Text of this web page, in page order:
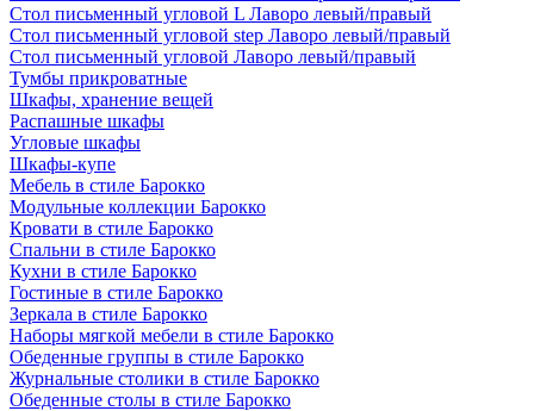
Стол письменный угловой L Лаворо левый/правый
Стол письменный угловой step Лаворо левый/правый
Стол письменный угловой Лаворо левый/правый
Тумбы прикроватные
Шкафы, хранение вещей
Распашные шкафы
Угловые шкафы
Шкафы-купе
Мебель в стиле Барокко
Модульные коллекции Барокко
Кровати в стиле Барокко
Спальни в стиле Барокко
Кухни в стиле Барокко
Гостиные в стиле Барокко
Зеркала в стиле Барокко
Наборы мягкой мебели в стиле Барокко
Обеденные группы в стиле Барокко
Журнальные столики в стиле Барокко
Обеденные столы в стиле Барокко